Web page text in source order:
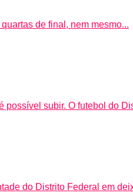
de final, nem mesmo...
possível subir. O futebol do
do Distrito Federal em